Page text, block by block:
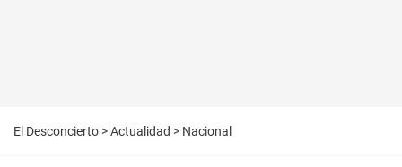
El Desconcierto >Actualidad > Nacional